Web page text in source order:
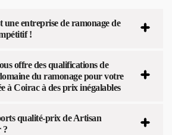
une entreprise de ramonage de
!
offre des qualifications de
du ramonage pour votre
à Coirac à des prix inégalables
qualité-prix de Artisan
?